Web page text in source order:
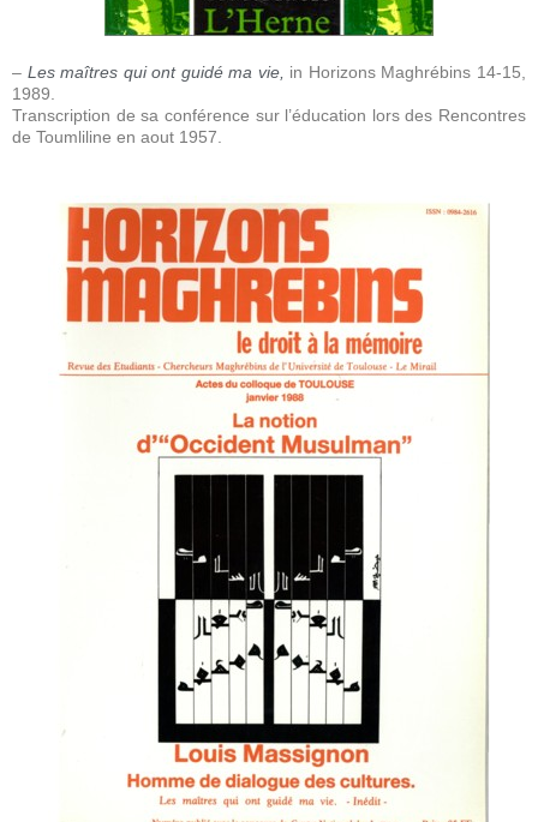
– Les maîtres qui ont guidé ma vie, in Horizons Maghrébins 14-15,
1989.
Transcription de sa conférence sur l’éducation lors des Rencontres
de Toumliline en aout 1957.